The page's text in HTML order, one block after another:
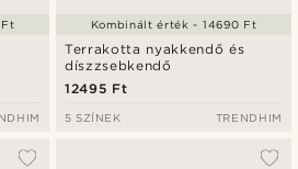
Terrakotta nyakkendő és
díszzsebkendő
12495 Ft
Kombinált érték - 14690 Ft
5 SZÍNEK TRENDHIM